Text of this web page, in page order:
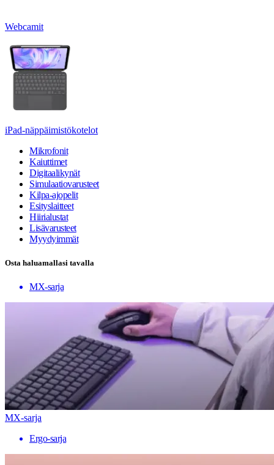
Webcamit
iPad-näppäimistökotelot
Mikrofonit
Kaiuttimet
Digitaalikynät
Simulaatiovarusteet
Kilpa-ajopelit
Esityslaitteet
Hiirialustat
Lisävarusteet
Myydyimmät
Osta haluamallasi tavalla
MX-sarja
MX-sarja
Ergo-sarja